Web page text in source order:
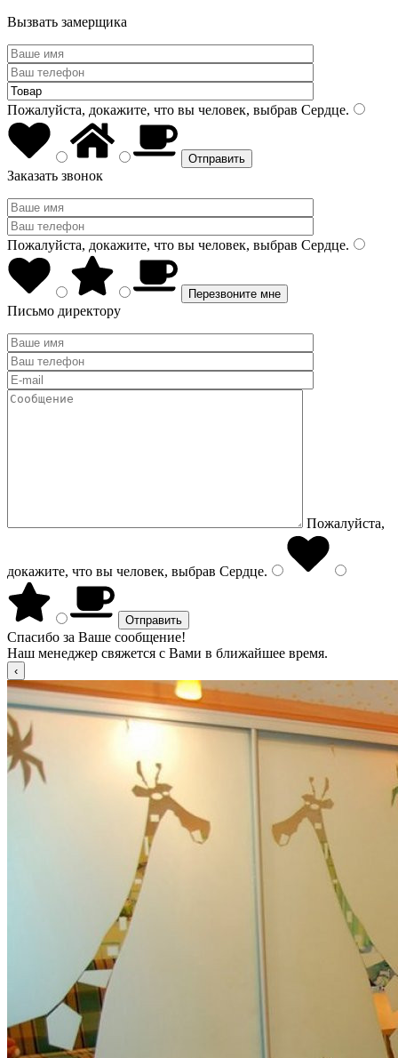
Вызвать замерщика
Пожалуйста, докажите, что вы человек, выбрав Сердце.
Заказать звонок
Пожалуйста, докажите, что вы человек, выбрав Сердце.
Письмо директору
Пожалуйста,
докажите, что вы человек, выбрав Сердце.
Спасибо за Ваше сообщение!
Наш менеджер свяжется с Вами в ближайшее время.